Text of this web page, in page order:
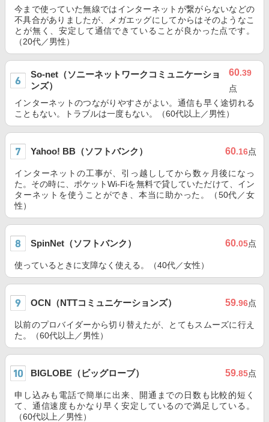
今まで使っていた無線ではインターネットが繋がらないなどの
不具合がありましたが、メガエッグにしてからはそのようなこ
とが無く、安定して通信できていることが良かった点です。
（20代／男性）
So-net（ソニーネットワークコミュニケーショ
ンズ）
60.39
点
インターネットのつながりやすさがよい。通信も早く途切れる
こともない。トラブルは一度もない。（60代以上／男性）
Yahoo! BB（ソフトバンク） 60.16点
インターネットの工事が、引っ越ししてから数ヶ月後になっ
た。その時に、ポケットWi-Fiを無料で貸していただけて、イン
ターネットを使うことができ、本当に助かった。（50代／女
性）
SpinNet（ソフトバンク） 60.05点
使っているときに支障なく使える。（40代／女性）
OCN（NTTコミュニケーションズ） 59.96点
以前のプロバイダーから切り替えたが、とてもスムーズに行え
た。（60代以上／男性）
BIGLOBE（ビッグローブ） 59.85点
申し込みも電話で簡単に出来、開通までの日数も比較的短く
て、通信速度もかなり早く安定しているので満足している。
（60代以上／男性）